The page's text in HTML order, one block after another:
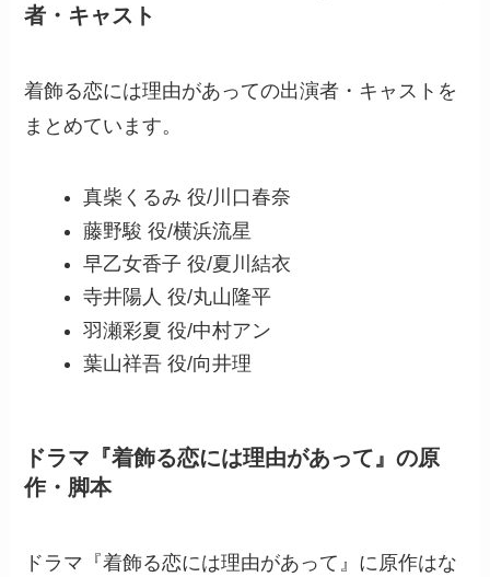
者・キャスト
着飾る恋には理由があっての出演者・キャストを
まとめています。
真柴くるみ 役/川口春奈
藤野駿 役/横浜流星
早乙女香子 役/夏川結衣
寺井陽人 役/丸山隆平
羽瀬彩夏 役/中村アン
葉山祥吾 役/向井理
ドラマ『着飾る恋には理由があって』の原
作・脚本
ドラマ『着飾る恋には理由があって』に原作はな